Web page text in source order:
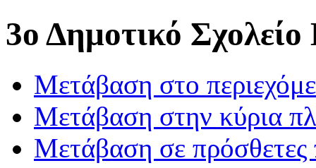
3ο Δημοτικό
Μετάβαση στο
Μετάβαση στην κύρια
Μετάβαση σε πρόσθετες